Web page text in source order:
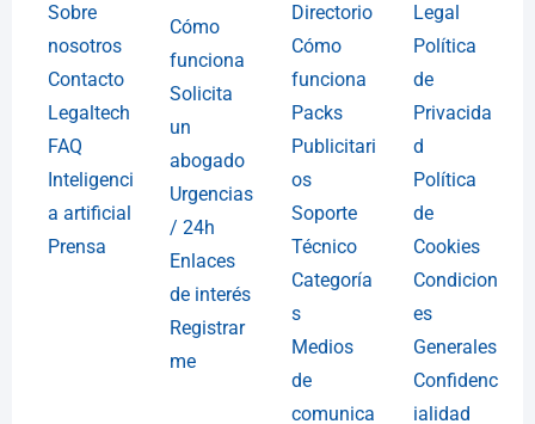
Sobre
nosotros
Contacto
Legaltech
FAQ
Inteligenci
a artificial
Prensa
Cómo
funciona
Solicita
un
abogado
Urgencias
/ 24h
Enlaces
de interés
Registrar
me
Directorio
Cómo
funciona
Packs
Publicitari
os
Soporte
Técnico
Categoría
s
Medios
de
comunica
Legal
Política
de
Privacida
d
Política
de
Cookies
Condicion
es
Generales
Confidenc
ialidad